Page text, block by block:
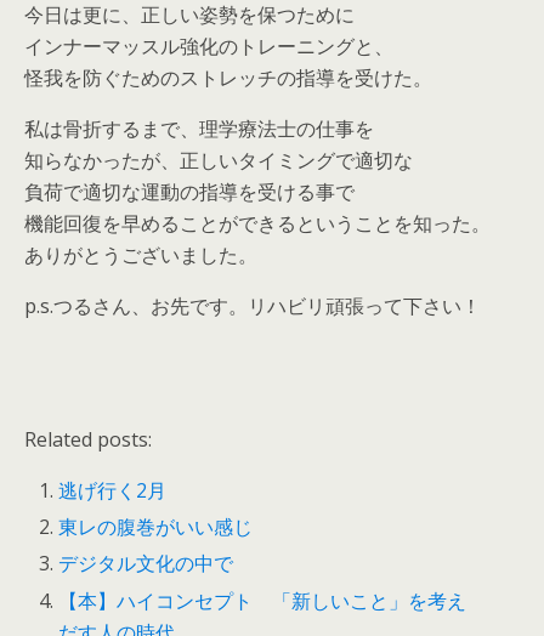
今日は更に、正しい姿勢を保つために
インナーマッスル強化のトレーニングと、
怪我を防ぐためのストレッチの指導を受けた。
私は骨折するまで、理学療法士の仕事を
知らなかったが、正しいタイミングで適切な
負荷で適切な運動の指導を受ける事で
機能回復を早めることができるということを知った。
ありがとうございました。
p.s.つるさん、お先です。リハビリ頑張って下さい！
Related posts:
逃げ行く2月
東レの腹巻がいい感じ
デジタル文化の中で
【本】ハイコンセプト 「新しいこと」を考え